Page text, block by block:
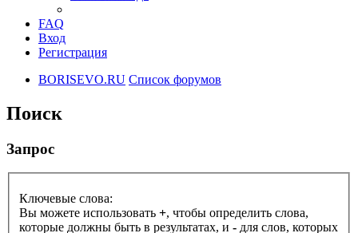
FAQ
Вход
Регистрация
BORISEVO.RU Список форумов
Поиск
Запрос
Ключевые слова:
Вы можете использовать +, чтобы определить слова,
которые должны быть в результатах, и - для слов, которых